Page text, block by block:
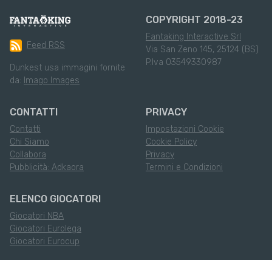
Feed RSS
Dunkest usa immagini fornite
da: Imago Images
COPYRIGHT 2018-23
Fantaking Interactive Srl
Via San Zeno 145, 25124 (BS)
P.Iva 03549330987
CONTATTI
Contatti
Chi Siamo
Collabora
Pubblicità: Adkaora
PRIVACY
Impostazioni Cookie
Cookie Policy
Privacy
Termini e Condizioni
ELENCO GIOCATORI
Giocatori NBA
Giocatori Eurolega
Giocatori Eurocup